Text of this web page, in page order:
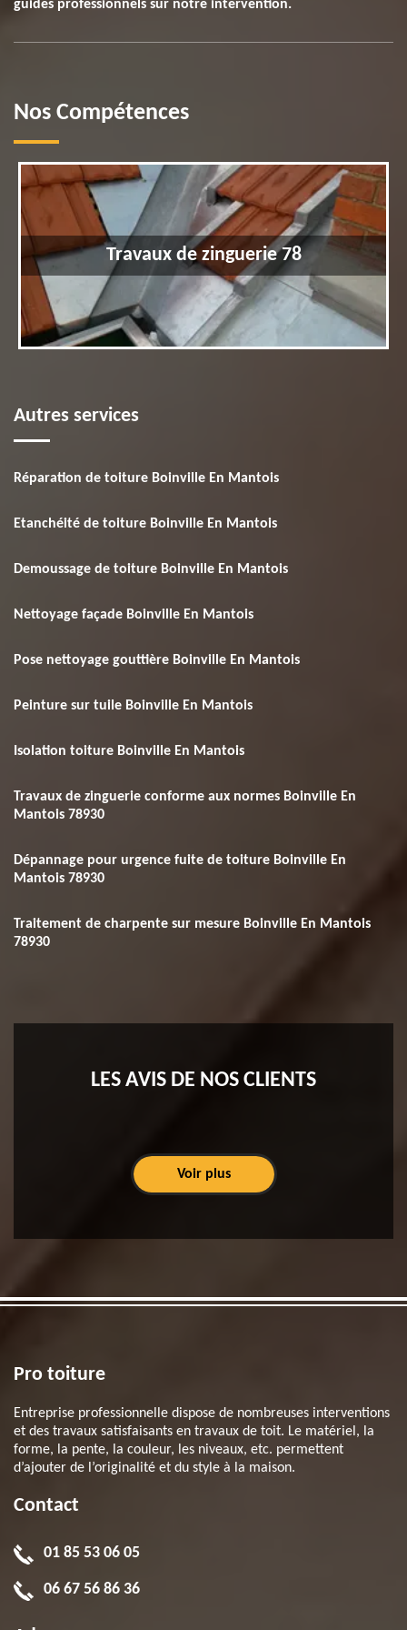
guides professionnels sur notre intervention.
Nos Compétences
Travaux de zinguerie 78
Autres services
Réparation de toiture Boinville En Mantois
Etanchéité de toiture Boinville En Mantois
Demoussage de toiture Boinville En Mantois
Nettoyage façade Boinville En Mantois
Pose nettoyage gouttière Boinville En Mantois
Peinture sur tuile Boinville En Mantois
Isolation toiture Boinville En Mantois
Travaux de zinguerie conforme aux normes Boinville En
Mantois 78930
Dépannage pour urgence fuite de toiture Boinville En
Mantois 78930
Traitement de charpente sur mesure Boinville En Mantois
78930
LES AVIS DE NOS CLIENTS
Voir plus
Pro toiture
Entreprise professionnelle dispose de nombreuses interventions
et des travaux satisfaisants en travaux de toit. Le matériel, la
forme, la pente, la couleur, les niveaux, etc. permettent
d’ajouter de l’originalité et du style à la maison.
Contact
01 85 53 06 05
06 67 56 86 36